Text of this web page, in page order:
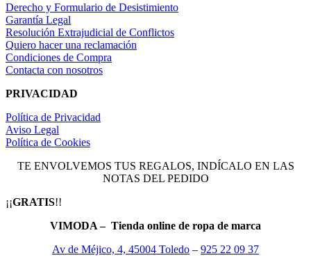
Derecho y Formulario de Desistimiento
Garantía Legal
Resolución Extrajudicial de Conflictos
Quiero hacer una reclamación
Condiciones de Compra
Contacta con nosotros
PRIVACIDAD
Política de Privacidad
Aviso Legal
Política de Cookies
TE ENVOLVEMOS TUS REGALOS, INDÍCALO EN LAS
NOTAS DEL PEDIDO
¡¡GRATIS!!
VIMODA – Tienda online de ropa de marca
Av de Méjico, 4, 45004 Toledo – 925 22 09 37